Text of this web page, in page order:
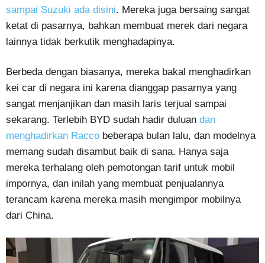
sampai Suzuki ada disini. Mereka juga bersaing sangat
ketat di pasarnya, bahkan membuat merek dari negara
lainnya tidak berkutik menghadapinya.
Berbeda dengan biasanya, mereka bakal menghadirkan
kei car di negara ini karena dianggap pasarnya yang
sangat menjanjikan dan masih laris terjual sampai
sekarang. Terlebih BYD sudah hadir duluan dan
menghadirkan Racco beberapa bulan lalu, dan modelnya
memang sudah disambut baik di sana. Hanya saja
mereka terhalang oleh pemotongan tarif untuk mobil
impornya, dan inilah yang membuat penjualannya
terancam karena mereka masih mengimpor mobilnya
dari China.